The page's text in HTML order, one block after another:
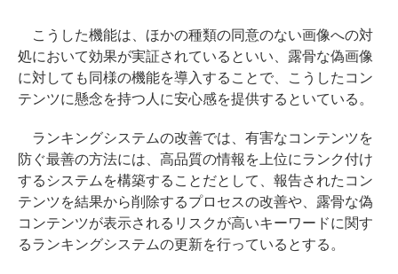
こうした機能は、ほかの種類の同意のない画像への対
処において効果が実証されているといい、露骨な偽画像
に対しても同様の機能を導入することで、こうしたコン
テンツに懸念を持つ人に安心感を提供するといている。
ランキングシステムの改善では、有害なコンテンツを
防ぐ最善の方法には、高品質の情報を上位にランク付け
するシステムを構築することだとして、報告されたコン
テンツを結果から削除するプロセスの改善や、露骨な偽
コンテンツが表示されるリスクが高いキーワードに関す
るランキングシステムの更新を行っているとする。